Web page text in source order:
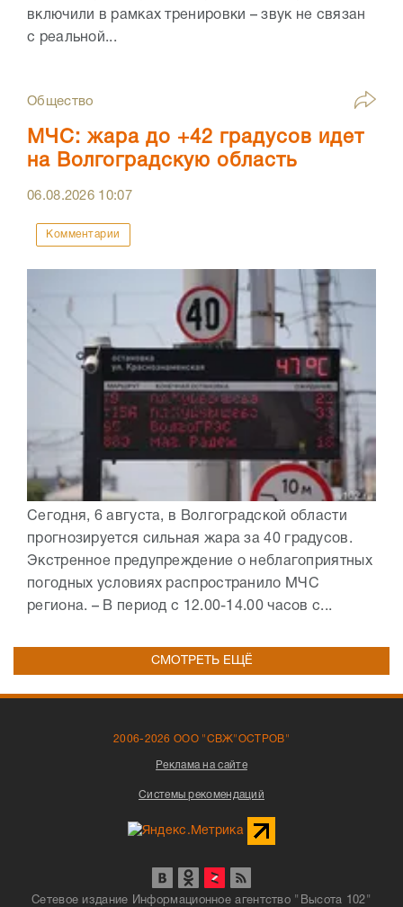
включили в рамках тренировки – звук не связан
с реальной...
Общество
МЧС: жара до +42 градусов идет
на Волгоградскую область
06.08.2026 10:07
Комментарии
Сегодня, 6 августа, в Волгоградской области
прогнозируется сильная жара за 40 градусов.
Экстренное предупреждение о неблагоприятных
погодных условиях распространило МЧС
региона. – В период с 12.00-14.00 часов с...
СМОТРЕТЬ ЕЩЁ
2006-2026 ООО "СВЖ"ОСТРОВ"
Реклама на сайте
Системы рекомендаций
Сетевое издание Информационное агентство "Высота 102"